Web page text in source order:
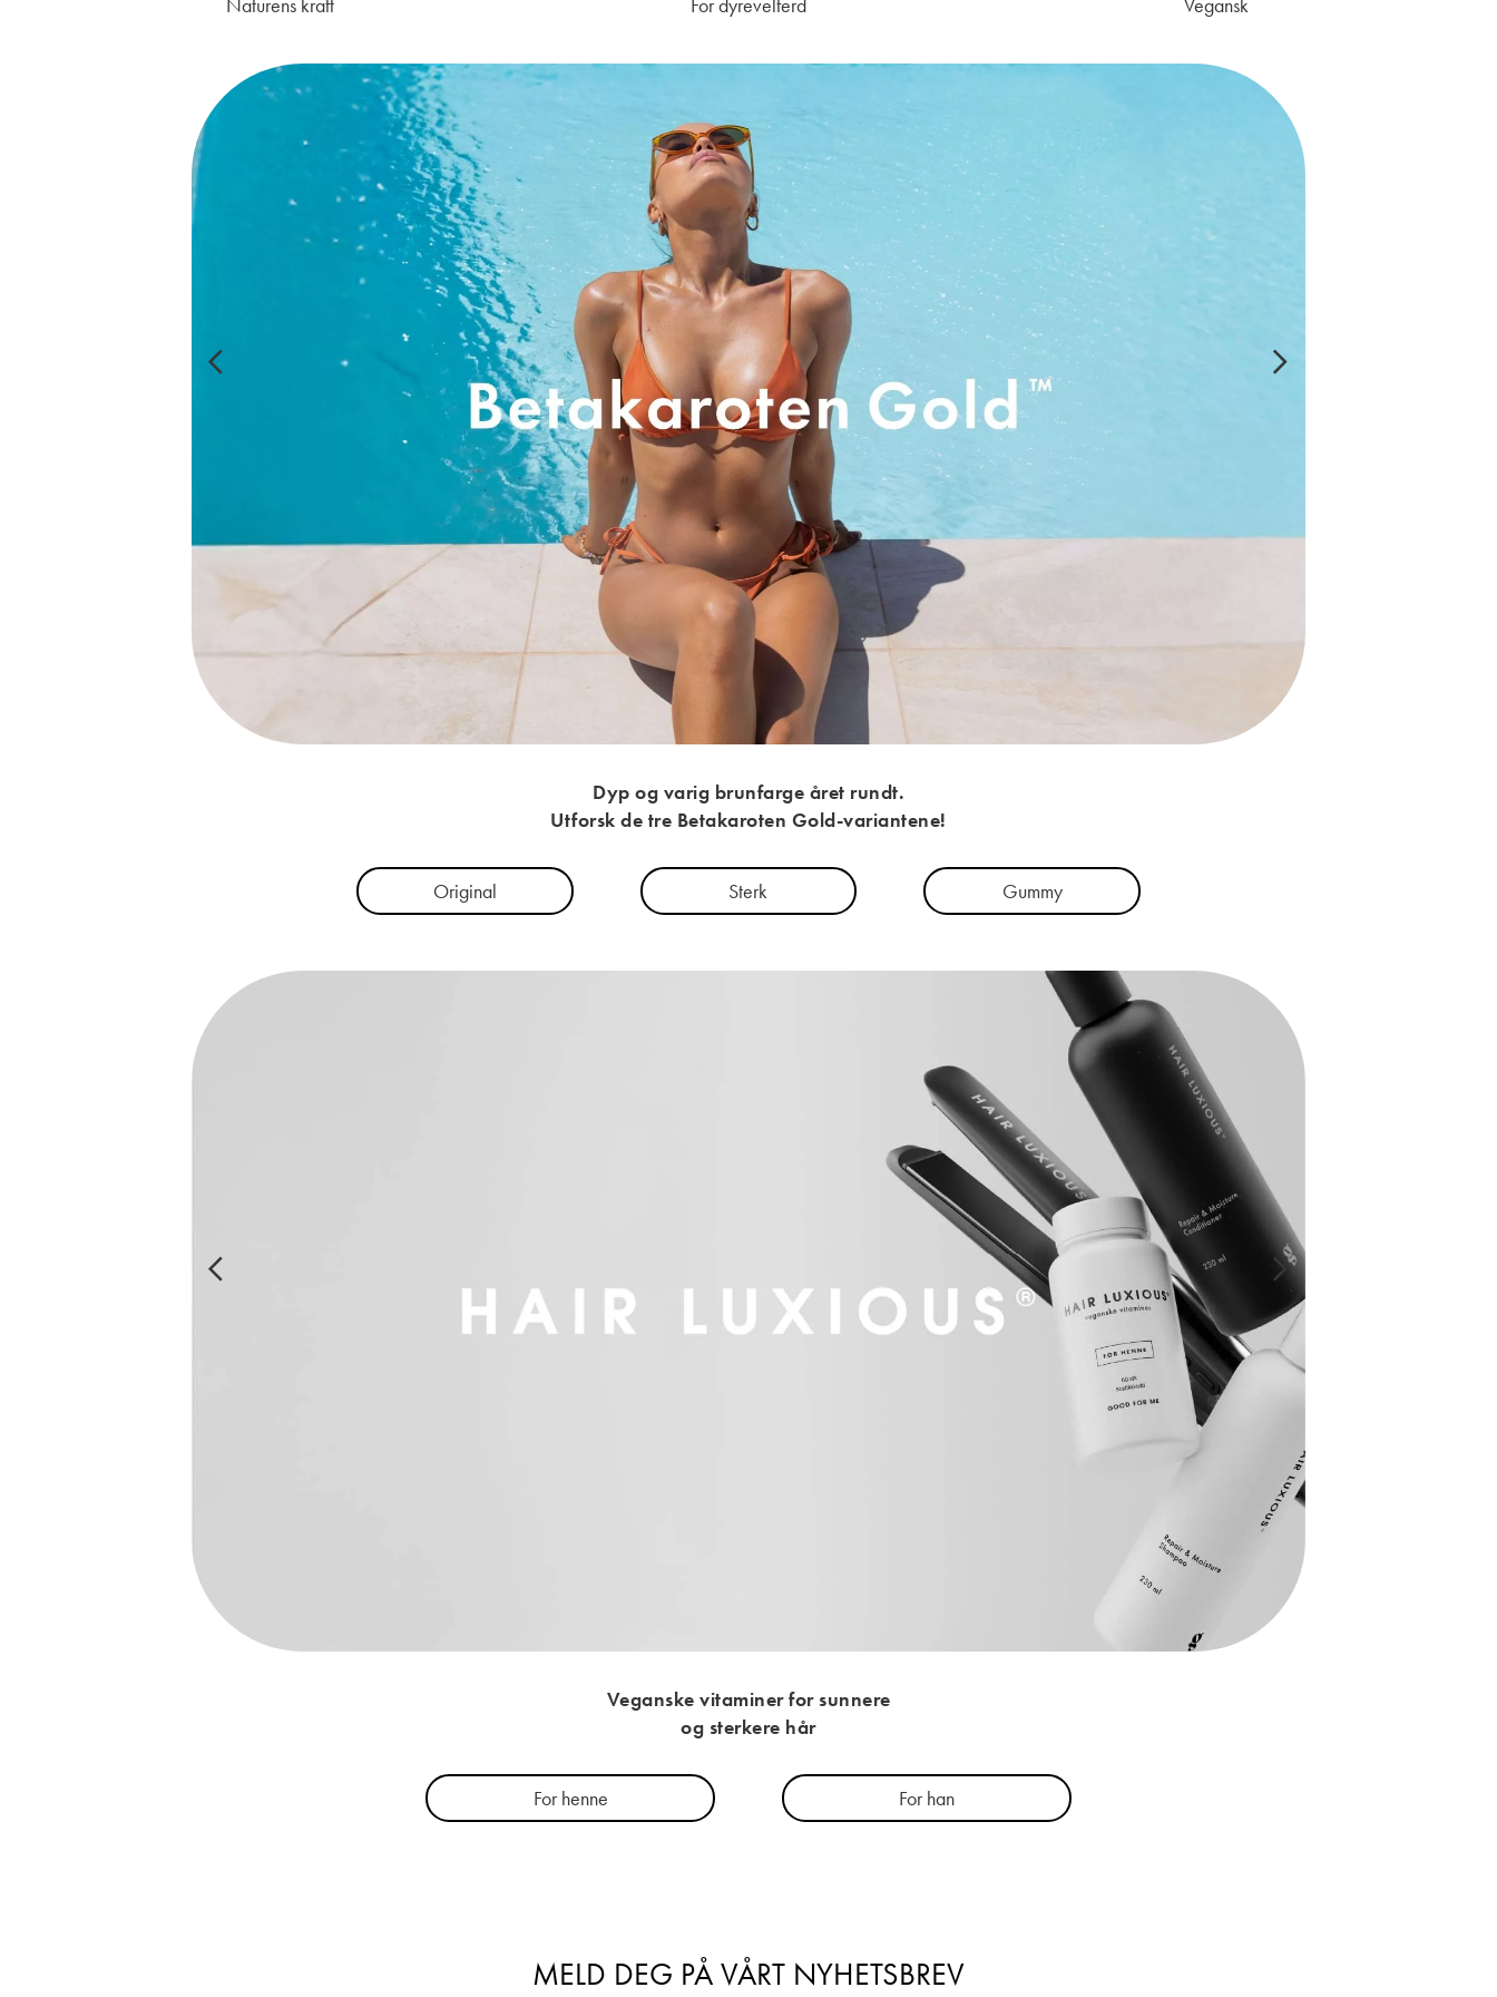
Dyp og varig brunfarge året rundt.
Utforsk de tre Betakaroten Gold-variantene!
Original Sterk Gummy
Veganske vitaminer for sunnere
og sterkere hår
For henne For han
MELD DEG PÅ VÅRT NYHETSBREV